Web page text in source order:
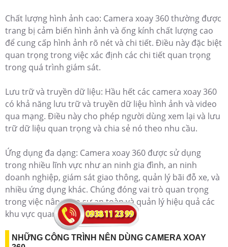
Chất lượng hình ảnh cao: Camera xoay 360 thường được
trang bị cảm biến hình ảnh và ống kính chất lượng cao
để cung cấp hình ảnh rõ nét và chi tiết. Điều này đặc biệt
quan trọng trong việc xác định các chi tiết quan trọng
trong quá trình giám sát.
Lưu trữ và truyền dữ liệu: Hầu hết các camera xoay 360
có khả năng lưu trữ và truyền dữ liệu hình ảnh và video
qua mạng. Điều này cho phép người dùng xem lại và lưu
trữ dữ liệu quan trọng và chia sẻ nó theo nhu cầu.
Ứng dụng đa dạng: Camera xoay 360 được sử dụng
trong nhiều lĩnh vực như an ninh gia đình, an ninh
doanh nghiệp, giám sát giao thông, quản lý bãi đỗ xe, và
nhiều ứng dụng khác. Chúng đóng vai trò quan trọng
trong việc nâng cao sự an toàn và quản lý hiệu quả các
khu vực quan trọng.
NHỮNG CÔNG TRÌNH NÊN DÙNG CAMERA XOAY